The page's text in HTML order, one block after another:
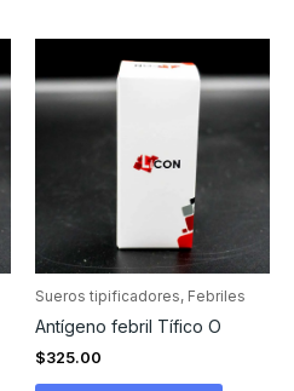
Sueros tipificadores, Febriles
Antígeno febril Tífico O
$325.00